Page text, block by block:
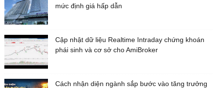
mức định giá hấp dẫn
Cập nhật dữ liệu Realtime Intraday chứng khoán
phái sinh và cơ sở cho AmiBroker
Cách nhận diện ngành sắp bước vào tăng trưởng